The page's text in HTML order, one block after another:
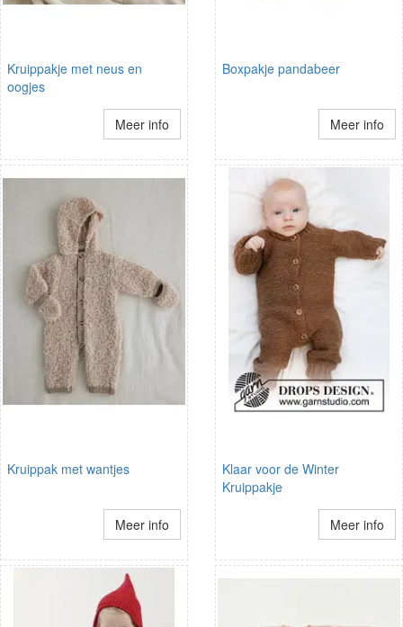
Kruippakje met neus en
oogjes
Meer info
Boxpakje pandabeer
Meer info
Kruippak met wantjes
Meer info
Klaar voor de Winter
Kruippakje
Meer info